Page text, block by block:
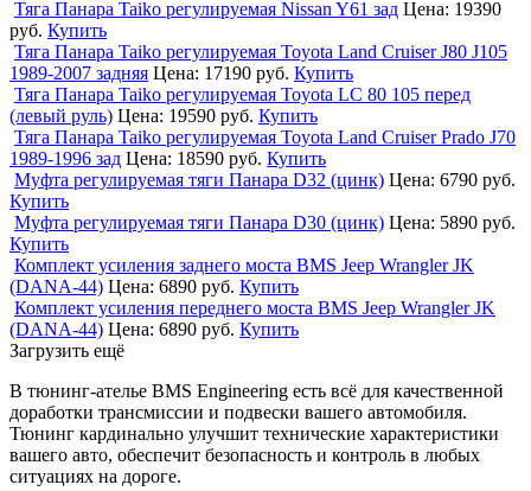
Тяга Панара Taiko регулируемая Nissan Y61 зад Цена: 19390
руб. Купить
Тяга Панара Taiko регулируемая Toyota Land Cruiser J80 J105
1989-2007 задняя Цена: 17190 руб. Купить
Тяга Панара Taiko регулируемая Toyota LC 80 105 перед
(левый руль) Цена: 19590 руб. Купить
Тяга Панара Taiko регулируемая Toyota Land Cruiser Prado J70
1989-1996 зад Цена: 18590 руб. Купить
Муфта регулируемая тяги Панара D32 (цинк) Цена: 6790 руб.
Купить
Муфта регулируемая тяги Панара D30 (цинк) Цена: 5890 руб.
Купить
Комплект усиления заднего моста BMS Jeep Wrangler JK
(DANA-44) Цена: 6890 руб. Купить
Комплект усиления переднего моста BMS Jeep Wrangler JK
(DANA-44) Цена: 6890 руб. Купить
Загрузить ещё
В тюнинг-ателье BMS Engineering есть всё для качественной
доработки трансмиссии и подвески вашего автомобиля.
Тюнинг кардинально улучшит технические характеристики
вашего авто, обеспечит безопасность и контроль в любых
ситуациях на дороге.